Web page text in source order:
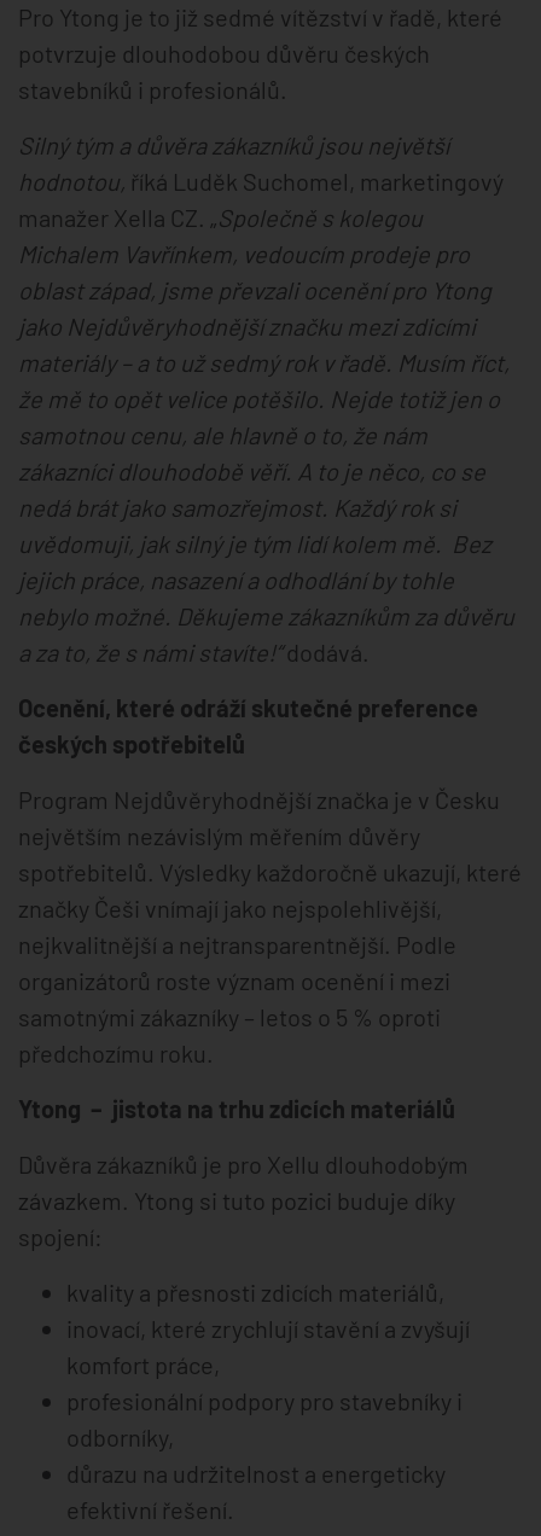
Pro Ytong je to již sedmé vítězství v řadě, které
potvrzuje dlouhodobou důvěru českých
stavebníků i profesionálů.
Silný tým a důvěra zákazníků jsou největší
hodnotou, říká Luděk Suchomel, marketingový
manažer Xella CZ. „Společně s kolegou
Michalem Vavřínkem, vedoucím prodeje pro
oblast západ, jsme převzali ocenění pro Ytong
jako Nejdůvěryhodnější značku mezi zdicími
materiály – a to už sedmý rok v řadě. Musím říct,
že mě to opět velice potěšilo. Nejde totiž jen o
samotnou cenu, ale hlavně o to, že nám
zákazníci dlouhodobě věří. A to je něco, co se
nedá brát jako samozřejmost. Každý rok si
uvědomuji, jak silný je tým lidí kolem mě. Bez
jejich práce, nasazení a odhodlání by tohle
nebylo možné. Děkujeme zákazníkům za důvěru
a za to, že s námi stavíte!“dodává.
Ocenění, které odráží skutečné preference
českých spotřebitelů
Program Nejdůvěryhodnější značka je v Česku
největším nezávislým měřením důvěry
spotřebitelů. Výsledky každoročně ukazují, které
značky Češi vnímají jako nejspolehlivější,
nejkvalitnější a nejtransparentnější. Podle
organizátorů roste význam ocenění i mezi
samotnými zákazníky – letos o 5 % oproti
předchozímu roku.
Ytong – jistota na trhu zdicích materiálů
Důvěra zákazníků je pro Xellu dlouhodobým
závazkem. Ytong si tuto pozici buduje díky
spojení:
kvality a přesnosti zdicích materiálů,
inovací, které zrychlují stavění a zvyšují
komfort práce,
profesionální podpory pro stavebníky i
odborníky,
důrazu na udržitelnost a energeticky
efektivní řešení.